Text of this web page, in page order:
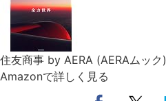
住友商事 by AERA (AERAムック)
Amazonで詳しく見る